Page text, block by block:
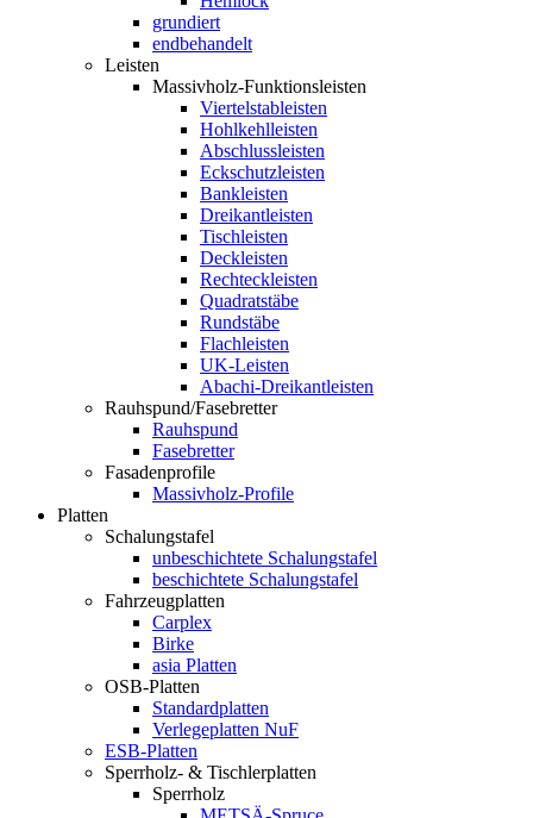
grundiert
endbehandelt
Leisten
Massivholz-Funktionsleisten
Viertelstableisten
Hohlkehlleisten
Abschlussleisten
Eckschutzleisten
Bankleisten
Dreikantleisten
Tischleisten
Deckleisten
Rechteckleisten
Quadratstäbe
Rundstäbe
Flachleisten
UK-Leisten
Abachi-Dreikantleisten
Rauhspund/Fasebretter
Rauhspund
Fasebretter
Fasadenprofile
Massivholz-Profile
Platten
Schalungstafel
unbeschichtete Schalungstafel
beschichtete Schalungstafel
Fahrzeugplatten
Carplex
Birke
asia Platten
OSB-Platten
Standardplatten
Verlegeplatten NuF
ESB-Platten
Sperrholz- & Tischlerplatten
Sperrholz